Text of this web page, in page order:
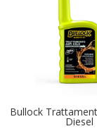
Bullock
Diesel